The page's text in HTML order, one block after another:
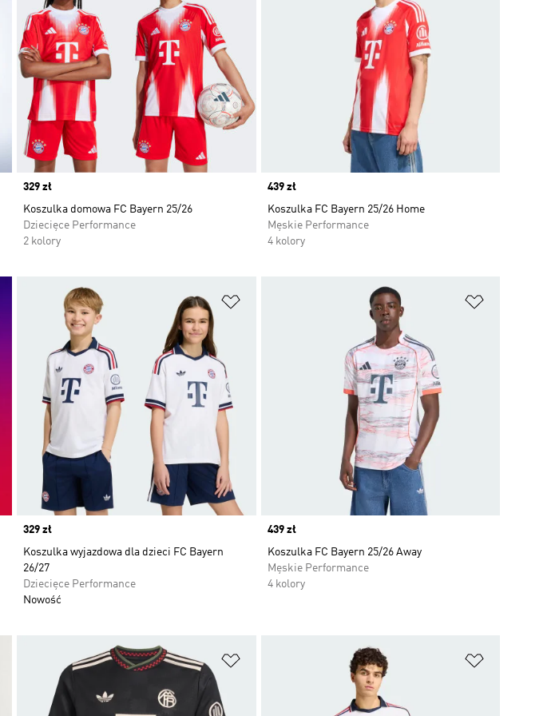
Price
329 zł
Koszulka domowa FC Bayern 25/26
Dziecięce Performance
2 kolory
Price
439 zł
Koszulka FC Bayern 25/26 Home
Męskie Performance
4 kolory
Dodaj do listy życzeń
Price
329 zł
Koszulka wyjazdowa dla dzieci FC Bayern
26/27
Dziecięce Performance
Nowość
Price
439 zł
Koszulka FC Bayern 25/26 Away
Męskie Performance
4 kolory
Dodaj do listy życzeń Dodaj do listy życzeń